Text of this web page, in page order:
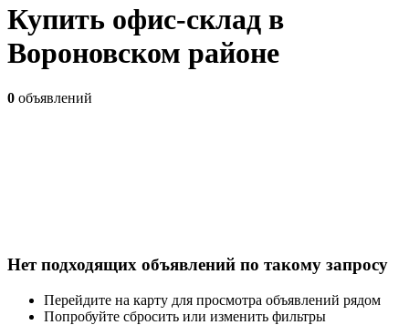
Купить офис-склад в
Вороновском районе
0 объявлений
Нет подходящих объявлений по такому запросу
Перейдите на карту для просмотра объявлений рядом
Попробуйте сбросить или изменить фильтры